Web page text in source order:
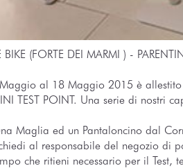
BIKE (FORTE DEI MARMI ) -
al 18 Maggio 2015 è allestito
TEST POINT. Una serie di nostri
Maglia ed un Pantaloncino dal
al responsabile del negozio di
che ritieni necessario per il Test,